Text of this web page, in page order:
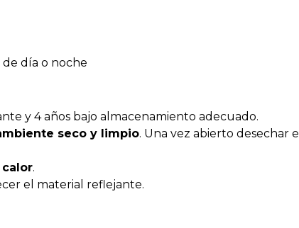
de día o noche
y 4 años bajo almacenamiento adecuado.
seco y limpio. Una vez abierto desechar el
calor.
el material reflejante.